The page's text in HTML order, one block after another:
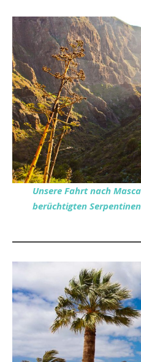
Unsere Fahrt nach
berüchtigten